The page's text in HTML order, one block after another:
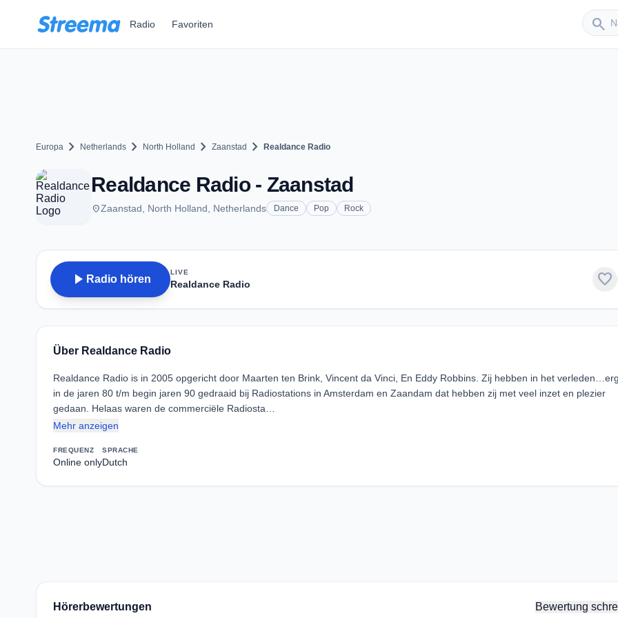
Radio Favoriten search
Sender
Europa chevron_right Netherlands chevron_right North Holland chevron_right Zaanstad chevron_right Realdance Radio
Realdance Radio - Zaanstad
placeZaanstad, North Holland, Netherlands Dance Pop Rock
play_arrow Radio hören
LIVE
Realdance Radio favorite
Über Realdance Radio
Realdance Radio is in 2005 opgericht door Maarten ten Brink, Vincent da Vinci, En Eddy Robbins. Zij hebben in het
in de jaren 80 t/m begin jaren 90 gedraaid bij Radiostations in Amsterdam en Zaandam dat hebben zij met veel inzet en plezier
gedaan. Helaas waren de commerciële Radiosta…
Mehr anzeigen
FREQUENZ
Online only
SPRACHE
Dutch
Hörerbewertungen Bewertung